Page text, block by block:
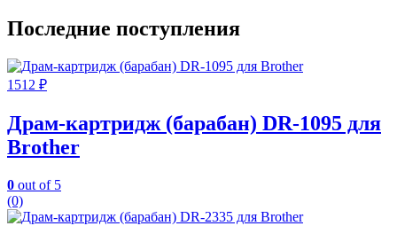
Последние поступления
1512 ₽
Драм-картридж (барабан) DR-1095 для
Brother
0 out of 5
(0)